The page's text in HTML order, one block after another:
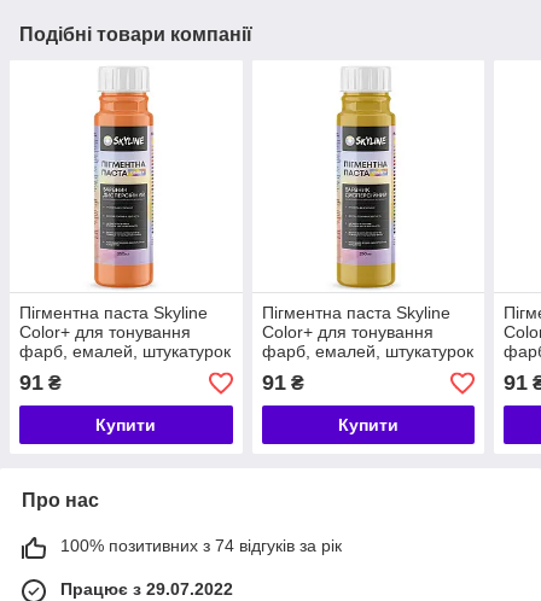
Подібні товари компанії
Пігментна паста Skyline
Color+ для тонування
фарб, емалей, штукатурок
04 Персиковий 250 мл
91 ₴
Купити
Пігментна паста Skyline
Color+ для тонування
фарб, емалей, штукатурок
05 Вохра 250 мл
91₴
Купити
06
91
Про нас
100% позитивних з 74 відгуків за рік
Працює з 29.07.2022